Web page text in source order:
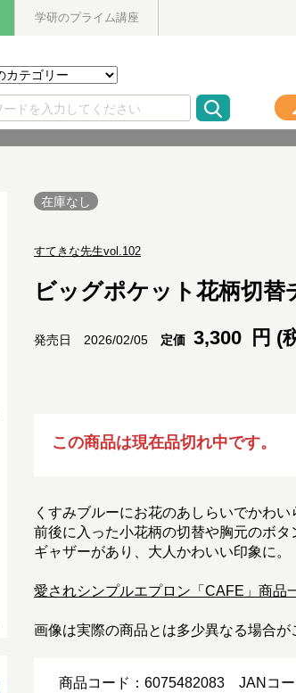
学研のプライム講座
在庫なし
すてきな先生vol.102
ビッグポケット花柄切
発売日 2026/02/05 定価 3,300 円 (
この商品は現在品切れ中です。
くすみブルーにお花のあしらいでかわい
前後に入った小花柄の切替や胸元のボ
ギャザーがあり、大人かわいい印象に。
愛されシンプルエプロン「CAFE」商品
画像は実際の商品とは多少異なる場合
商品コード：6075482083 JANコ